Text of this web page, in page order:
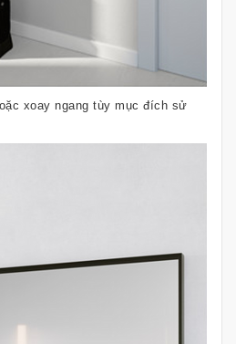
xoay ngang tùy mục đích sử